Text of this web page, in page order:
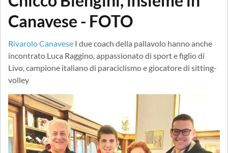
Canavese - FOTO
Rivarolo Canavese I due coach della pallavolo hanno anche
incontrato Luca Raggino, appassionato di sport e figlio di
Livo, campione italiano di paraciclismo e giocatore di sitting-
volley